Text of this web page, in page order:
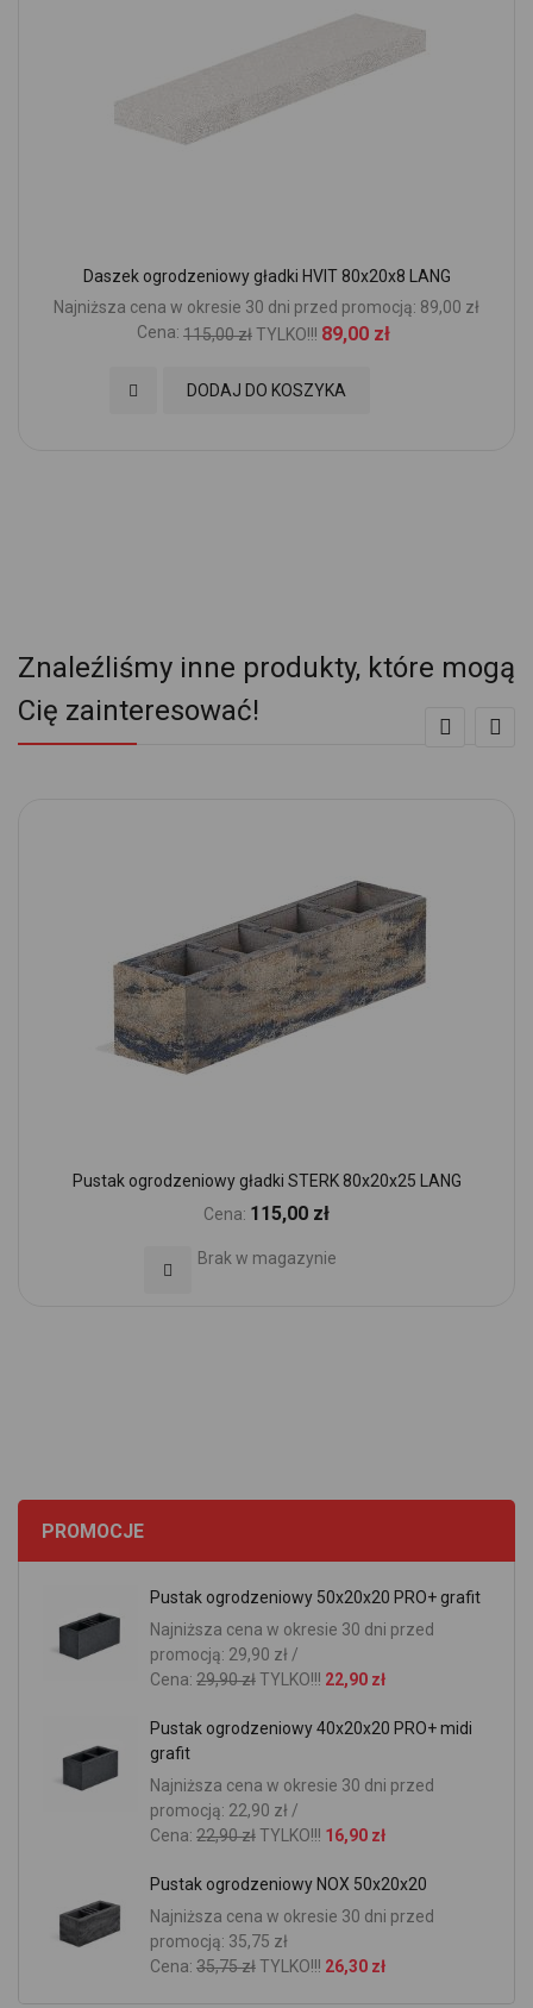
Daszek ogrodzeniowy gładki HVIT 80x20x8 LANG
Najniższa cena w okresie 30 dni przed promocją: 89,00 zł
Cena: 115,00 złTYLKO!!! 89,00 zł
DODAJ DO KOSZYKA
Dodaj do Ulubionych
Znaleźliśmy inne produkty, które mogą
Cię zainteresować!
Pustak ogrodzeniowy gładki STERK 80x20x25 LANG
Cena: 115,00 zł
Brak w magazynie
Dodaj do Ulubionych
PROMOCJE
Pustak ogrodzeniowy 50x20x20 PRO+ grafit
Najniższa cena w okresie 30 dni przed
promocją: 29,90 zł /
Cena: 29,90 złTYLKO!!! 22,90 zł
Pustak ogrodzeniowy 40x20x20 PRO+ midi
grafit
Najniższa cena w okresie 30 dni przed
promocją: 22,90 zł /
Cena: 22,90 złTYLKO!!! 16,90 zł
Pustak ogrodzeniowy NOX 50x20x20
Najniższa cena w okresie 30 dni przed
promocją: 35,75 zł
Cena: 35,75 złTYLKO!!! 26,30 zł